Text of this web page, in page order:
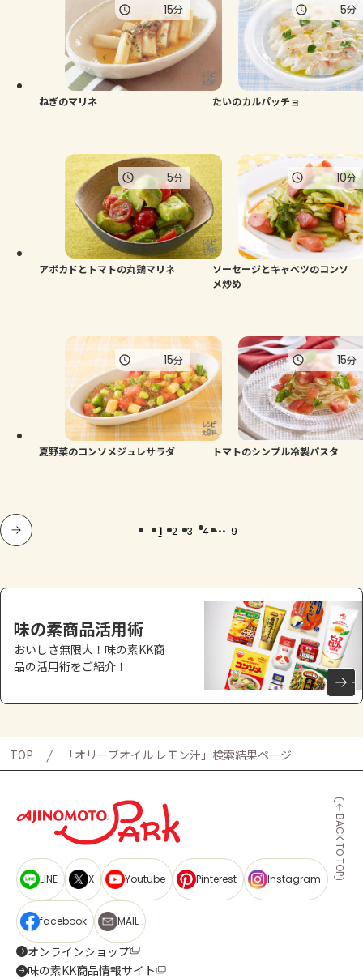
ねぎのマリネ
15分
たいのカルパッチョ
5分
アボカドとトマトの丸鶏マリネ
5分
ソーセージとキャベツのコンソ
メ炒め
10分
夏野菜のコンソメジュレサラダ
15分
トマトのシンプル冷製パスタ
15分
1 2 3 4 ... 9
味の素商品活用術
おいしさ無限大！味の素KK商
品の活用術をご紹介！
TOP 「オリーブオイル レモン汁」検索結果ページ
BACK TO TOP
LINE X Youtube Pinterest Instagram
facebook MAIL
オンラインショップ
味の素KK商品情報サイト